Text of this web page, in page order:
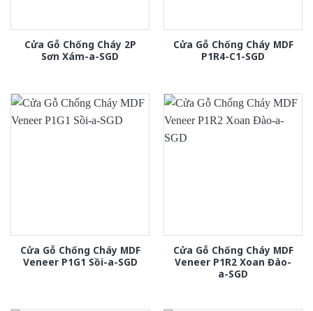
Cửa Gỗ Chống Cháy 2P
Sơn Xám-a-SGD
Cửa Gỗ Chống Cháy MDF
P1R4-C1-SGD
Cửa Gỗ Chống Cháy MDF
Veneer P1G1 Sồi-a-SGD
Cửa Gỗ Chống Cháy MDF
Veneer P1R2 Xoan Đào-
a-SGD